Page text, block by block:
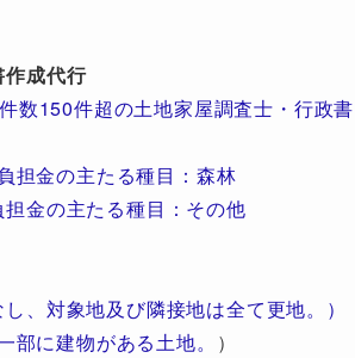
作成代行
数150件超の土地家屋調査士・行政書
金の主たる種目：森林
金の主たる種目：その他
、対象地及び隣接地は全て更地。）
に建物がある土地。 ）